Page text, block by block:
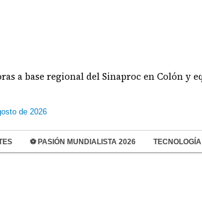
regional del Sinaproc en Colón y equipos
de 2026
⚽ PASIÓN MUNDIALISTA 2026 TECNOLOGÍA